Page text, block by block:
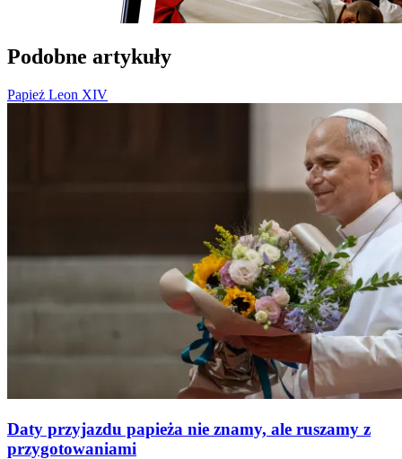
Podobne artykuły
Papież Leon XIV
Daty przyjazdu papieża nie znamy, ale ruszamy z
przygotowaniami